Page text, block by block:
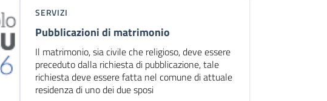
SERVIZI
Pubblicazioni di matrimonio
Il matrimonio, sia civile che religioso, deve essere
preceduto dalla richiesta di pubblicazione, tale
richiesta deve essere fatta nel comune di attuale
residenza di uno dei due sposi